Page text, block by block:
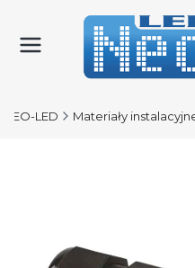
NEO-LED Materiały